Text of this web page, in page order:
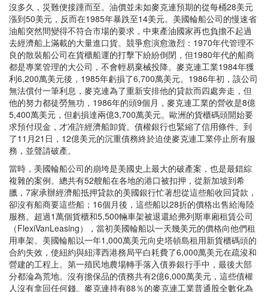
沒多久，災難便接踵而至。油價並未如麥克連預期的從每桶28美元
漲到50美元，反而在1985年暴跌至14美元。美國輪船公司的慢速省
油船突然間變得不符合市場的要求，中東產油國家再也負擔不起過
去經濟船上滿載的大量進口貨。競爭愈演愈激烈：1970年代管理不
良的散裝船公司在貨櫃船運的打擊下紛紛倒閉，但1980年代的船商
都是專業管理的大公司，不會輕易棄械投降。麥克連工業1984年獲
利6,200萬美元後，1985年虧損了6,700萬美元。1986年初，該公司
無法償付一筆利息，麥克連為了重新安排他的貸款而四處奔走，但
他的努力都徒勞無功，1986年的頭9個月，麥克連工業的營收是8億
5,400萬美元，但虧損達兩億3,700萬美元。歐洲的貨櫃碼頭開始要
求預付現金，才准許經濟船卸貨。債權銀行也緊縮了信用條件。到
了11月21日，12億美元的沉重債務終於迫使麥克連工業停止所有服
務，並聲請破產。
當時，美國輪船公司的崩垮是美國史上最大的破產案，也是最錯綜
複雜的案例。總共有52艘船在各地的港口被扣押，從新加坡到希
臘，7家承辦經濟船抵押貸款的美國銀行忙著想從這些船收回貸款，
卻沒有船商要這些船；16個月後，這些船以28折的價格出售給海陸
服務。超過1萬個貨櫃和5,500輛車架被退還給弗列斯車廂租賃公司
（FlexiVanLeasing），當初美國輪船以一天幾美元的價格向他們租
用車架。美國輪船以一年1,000萬美元向史塔頓島租用新貨櫃碼頭的
合約失效，使紐約與紐澤西港務局平白耗費了6,000萬美元在疏浚和
營建的工程上。第一殖民地農場轉手落入債券銀行手中，最後大部
分都淪為荒地。沒有擔保品的債務共有2億6,000萬美元，這些債權
人沒有拿回任何錢。麥克連持有88％的麥克連工業普通股全數化為